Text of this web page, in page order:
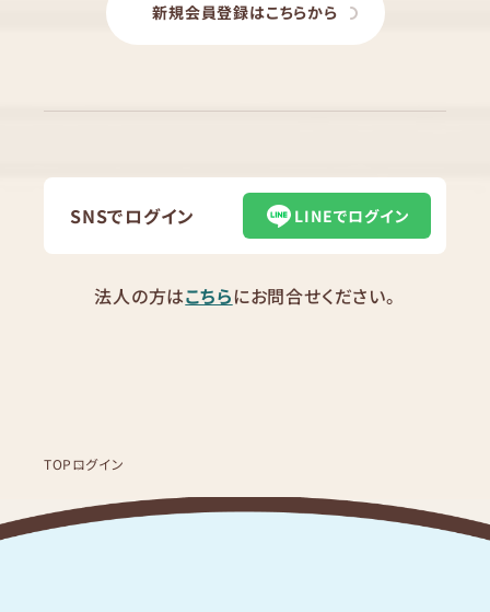
新規会員登録はこちらから
SNSでログイン LINEでログイン
法人の方はこちらにお問合せください。
TOPログイン